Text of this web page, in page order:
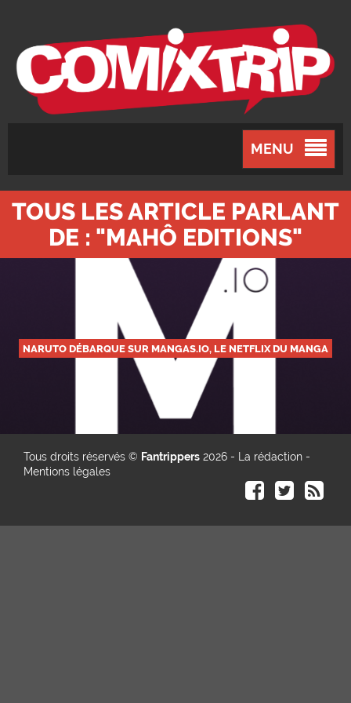
MENU
TOUS LES ARTICLE PARLANT
DE : "MAHÔ EDITIONS"
NARUTO DÉBARQUE SUR MANGAS.IO, LE NETFLIX DU MANGA
Tous droits réservés © Fantrippers 2026 - La rédaction -
Mentions légales